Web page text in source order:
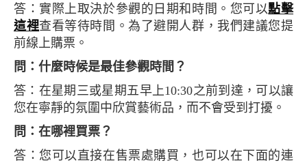
答：實際上取決於參觀的日期和時間。您可以點擊
這裡查看等待時間。為了避開人群，我們建議您提
前線上購票。
問：什麼時候是最佳參觀時間？
答：在星期三或星期五早上10:30之前到達，可以讓
您在寧靜的氛圍中欣賞藝術品，而不會受到打擾。
問：在哪裡買票？
答：您可以直接在售票處購買，也可以在下面的連